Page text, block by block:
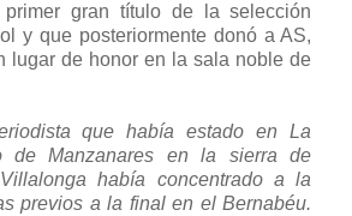
primer gran título de la selección
y que posteriormente donó a AS,
lugar de honor en la sala noble de
que había estado en La
de Manzanares en la sierra de
había concentrado a la
previos a la final en el Bernabéu.